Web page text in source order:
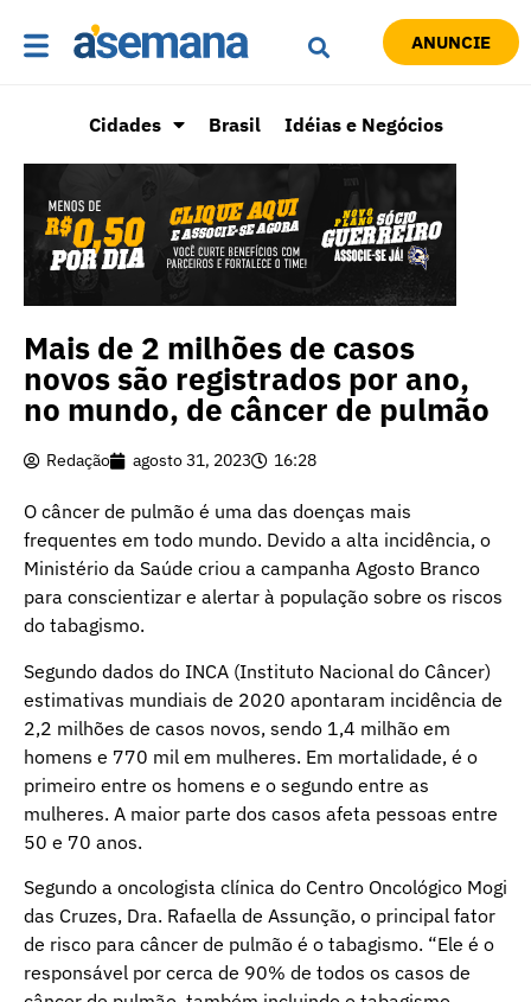
ANUNCIE
Cidades Brasil Idéias e Negócios
Mais de 2 milhões de casos
novos são registrados por ano,
no mundo, de câncer de pulmão
Redação agosto 31, 2023 16:28
O câncer de pulmão é uma das doenças mais
frequentes em todo mundo. Devido a alta incidência, o
Ministério da Saúde criou a campanha Agosto Branco
para conscientizar e alertar à população sobre os riscos
do tabagismo.
Segundo dados do INCA (Instituto Nacional do Câncer)
estimativas mundiais de 2020 apontaram incidência de
2,2 milhões de casos novos, sendo 1,4 milhão em
homens e 770 mil em mulheres. Em mortalidade, é o
primeiro entre os homens e o segundo entre as
mulheres. A maior parte dos casos afeta pessoas entre
50 e 70 anos.
Segundo a oncologista clínica do Centro Oncológico Mogi
das Cruzes, Dra. Rafaella de Assunção, o principal fator
de risco para câncer de pulmão é o tabagismo. “Ele é o
responsável por cerca de 90% de todos os casos de